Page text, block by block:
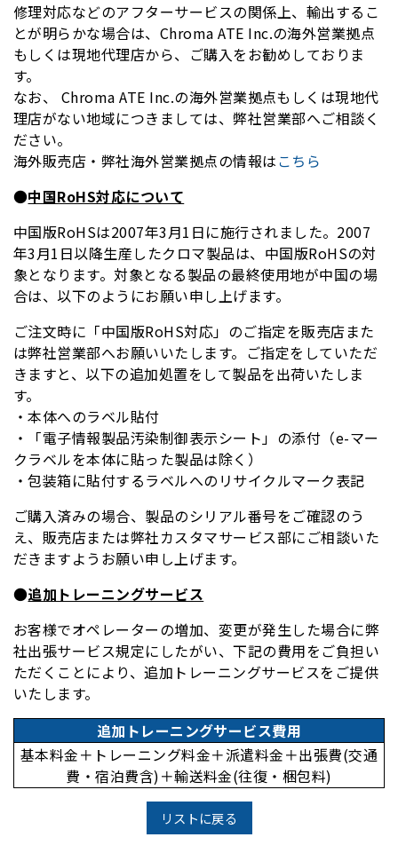
修理対応などのアフターサービスの関係上、輸出するこ
とが明らかな場合は、Chroma ATE Inc.の海外営業拠点
もしくは現地代理店から、ご購入をお勧めしておりま
す。
なお、 Chroma ATE Inc.の海外営業拠点もしくは現地代
理店がない地域につきましては、弊社営業部へご相談く
ださい。
海外販売店・弊社海外営業拠点の情報はこちら
●中国RoHS対応について
中国版RoHSは2007年3月1日に施行されました。2007
年3月1日以降生産したクロマ製品は、中国版RoHSの対
象となります。対象となる製品の最終使用地が中国の場
合は、以下のようにお願い申し上げます。
ご注文時に「中国版RoHS対応」のご指定を販売店また
は弊社営業部へお願いいたします。ご指定をしていただ
きますと、以下の追加処置をして製品を出荷いたしま
す。
・本体へのラベル貼付
・「電子情報製品汚染制御表示シート」の添付（e-マー
クラベルを本体に貼った製品は除く）
・包装箱に貼付するラベルへのリサイクルマーク表記
ご購入済みの場合、製品のシリアル番号をご確認のう
え、販売店または弊社カスタマサービス部にご相談いた
だきますようお願い申し上げます。
●追加トレーニングサービス
お客様でオペレーターの増加、変更が発生した場合に弊
社出張サービス規定にしたがい、下記の費用をご負担い
ただくことにより、追加トレーニングサービスをご提供
いたします。
追加トレーニングサービス費用
基本料金＋トレーニング料金＋派遣料金＋出張費(交通
費・宿泊費含)＋輸送料金(往復・梱包料)
リストに戻る